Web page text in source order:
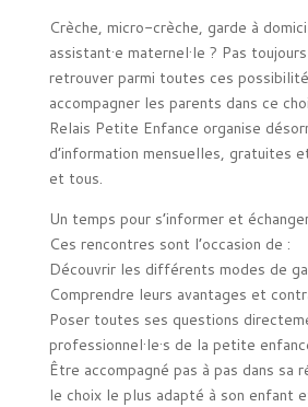
Crèche, micro-crèche, garde à
assistant·e maternel·le ? Pas
retrouver parmi toutes ces
accompagner les parents dans ce
Relais Petite Enfance organise
d’information mensuelles, gratuites
et tous.
Un temps pour s’informer et
Ces rencontres sont l’occasion de :
Découvrir les différents modes de
Comprendre leurs avantages et
Poser toutes ses questions
professionnel·le·s de la petite
Être accompagné pas à pas dans sa
le choix le plus adapté à son enfant